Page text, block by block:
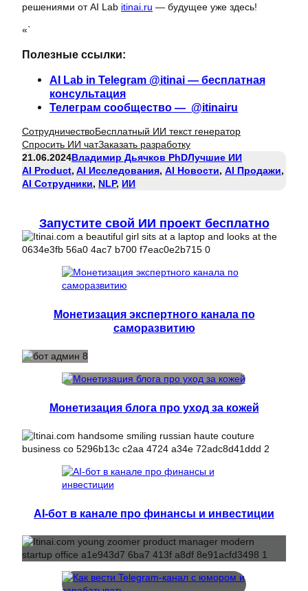
решениями от AI Lab itinai.ru — будущее уже здесь!
«`
Полезные ссылки:
AI Lab in Telegram @itinai — бесплатная
консультация
Телеграм сообщество — @itinairu
СотрудничествоБесплатный ИИ текст генератор
Спросить ИИ чатЗаказать разработку
21.06.2024Владимир Дьячков PhDЛучшие ИИ
AI Product, AI Исследования, AI Новости, AI Продажи
AI Сотрудники, NLP, ИИ
Запустите свой ИИ проект бесплатно
Монетизация экспертного канала по
саморазвитию
Монетизация блога про уход за кожей
AI-бот в канале про финансы и инвестиции